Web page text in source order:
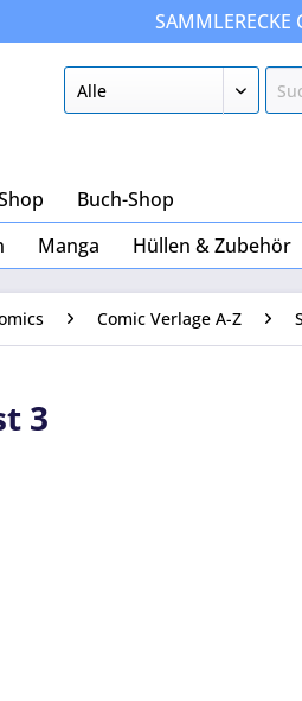
Buch-Shop
Manga Hüllen & Zubehör
Comic Verlage A-Z
3